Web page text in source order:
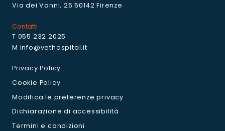
Via dei Vanni, 25 50142 Firenze
Contatti
T 055 232 2025
M info@vethospital.it
Privacy Policy
Cookie Policy
Modifica le preferenze privacy
Dichiarazione di accessibilità
Termini e condizioni